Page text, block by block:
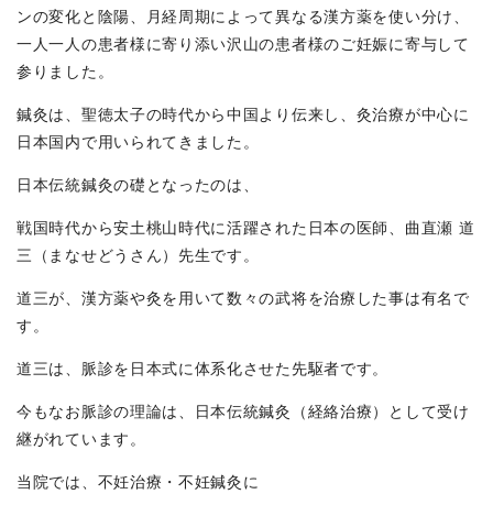
ンの変化と陰陽、月経周期によって異なる漢方薬を使い分け、
一人一人の患者様に寄り添い沢山の患者様のご妊娠に寄与して
参りました。
鍼灸は、聖徳太子の時代から中国より伝来し、灸治療が中心に
日本国内で用いられてきました。
日本伝統鍼灸の礎となったのは、
戦国時代から安土桃山時代に活躍された日本の医師、曲直瀬 道
三（まなせどうさん）先生です。
道三が、漢方薬や灸を用いて数々の武将を治療した事は有名で
す。
道三は、脈診を日本式に体系化させた先駆者です。
今もなお脈診の理論は、日本伝統鍼灸（経絡治療）として受け
継がれています。
当院では、不妊治療・不妊鍼灸に